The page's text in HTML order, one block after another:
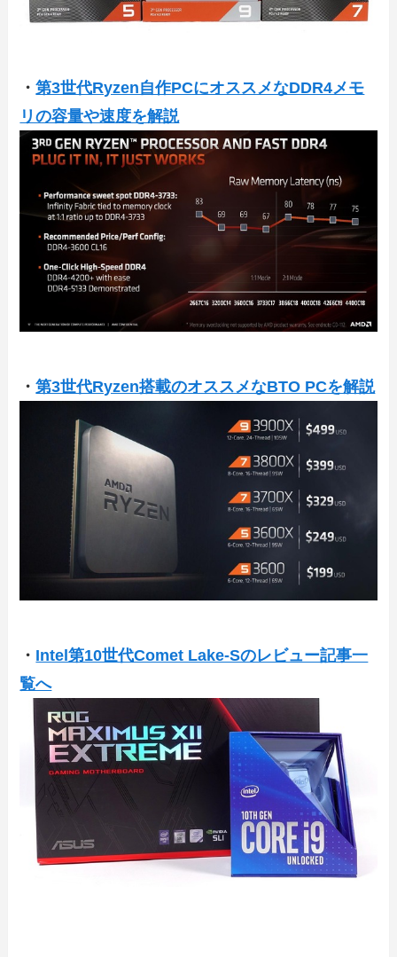
・第3世代Ryzen自作PCにオススメなDDR4メモ
リの容量や速度を解説
・第3世代Ryzen搭載のオススメなBTO PCを解説
・ Intel第10世代Comet Lake-Sのレビュー記事一
覧へ